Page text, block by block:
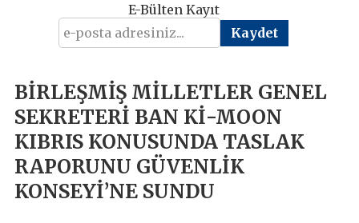
E-Bülten Kayıt
BİRLEŞMİŞ MİLLETLER GENEL
SEKRETERİ BAN Kİ-MOON
KIBRIS KONUSUNDA TASLAK
RAPORUNU GÜVENLİK
KONSEYİ’NE SUNDU